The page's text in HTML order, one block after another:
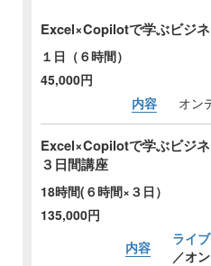
Excel×Copilotで学ぶビジ
１日（６時間）
45,000円
内容
オン
Excel×Copilotで学ぶビジ
３日間講座
18時間(６時間×３日）
135,000円
内容
ライブ
／オ